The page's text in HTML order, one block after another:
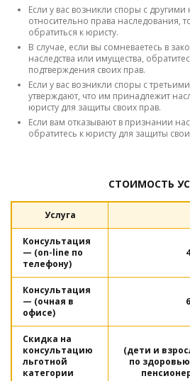
Если у вас возникли споры с
относительно права наследования,
обратиться к юристу.
В случае, если вы сомневаетесь в
наследства или имущества,
подтверждения своих прав.
Если у вас возникли споры с
утверждают, что им принадлежит
юристу для защиты своих прав.
Если вам отказывают в признании
обратитесь к юристу для защиты
СТОИМОСТЬ
Услуга
Консультация
— (on-line по
телефону)
Консультация
— (очная в
офисе)
Скидка на
консультацию
льготной
категории
(дети и
по